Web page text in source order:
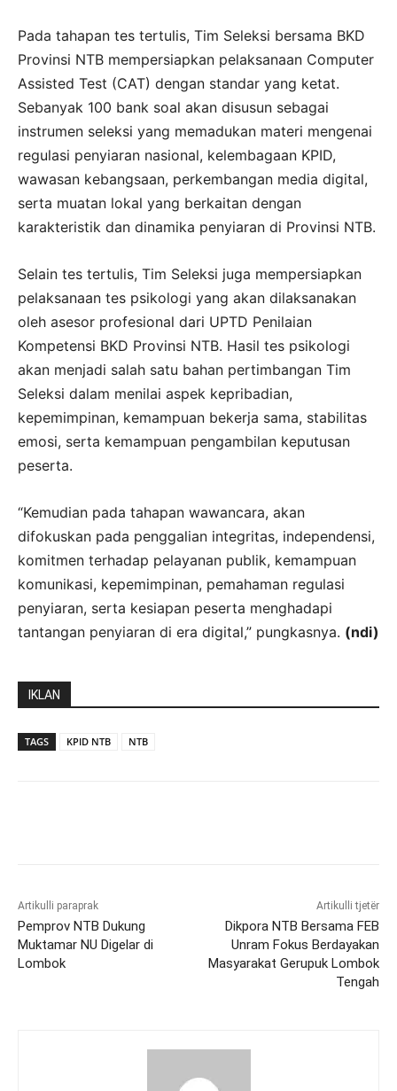
Pada tahapan tes tertulis, Tim Seleksi bersama BKD
Provinsi NTB mempersiapkan pelaksanaan Computer
Assisted Test (CAT) dengan standar yang ketat.
Sebanyak 100 bank soal akan disusun sebagai
instrumen seleksi yang memadukan materi mengenai
regulasi penyiaran nasional, kelembagaan KPID,
wawasan kebangsaan, perkembangan media digital,
serta muatan lokal yang berkaitan dengan
karakteristik dan dinamika penyiaran di Provinsi NTB.
Selain tes tertulis, Tim Seleksi juga mempersiapkan
pelaksanaan tes psikologi yang akan dilaksanakan
oleh asesor profesional dari UPTD Penilaian
Kompetensi BKD Provinsi NTB. Hasil tes psikologi
akan menjadi salah satu bahan pertimbangan Tim
Seleksi dalam menilai aspek kepribadian,
kepemimpinan, kemampuan bekerja sama, stabilitas
emosi, serta kemampuan pengambilan keputusan
peserta.
“Kemudian pada tahapan wawancara, akan
difokuskan pada penggalian integritas, independensi,
komitmen terhadap pelayanan publik, kemampuan
komunikasi, kepemimpinan, pemahaman regulasi
penyiaran, serta kesiapan peserta menghadapi
tantangan penyiaran di era digital,” pungkasnya. (ndi)
IKLAN
TAGS KPID NTB NTB
Artikulli paraprak
Pemprov NTB Dukung
Muktamar NU Digelar di
Lombok
Artikulli tjetër
Dikpora NTB Bersama FEB
Unram Fokus Berdayakan
Masyarakat Gerupuk Lombok
Tengah